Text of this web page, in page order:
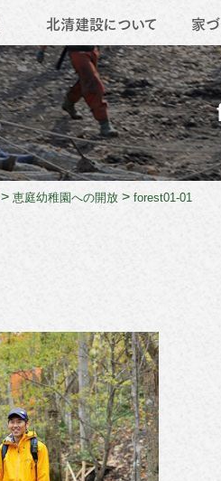
北清建設について
会社概要 地域
家づ
薪ス
> 恵庭幼稚園への開放 > forest01-01